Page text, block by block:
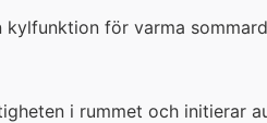
för varma
i rummet och initierar